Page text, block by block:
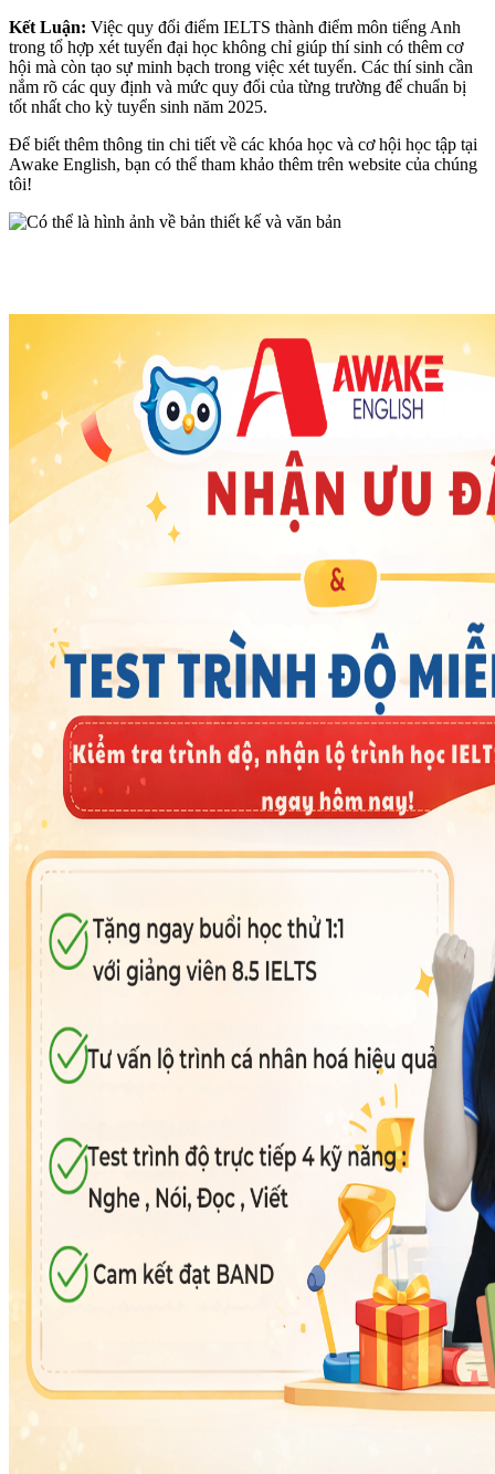
Kết Luận: Việc quy đổi điểm IELTS thành điểm môn tiếng Anh
trong tổ hợp xét tuyển đại học không chỉ giúp thí sinh có thêm cơ
hội mà còn tạo sự minh bạch trong việc xét tuyển. Các thí sinh cần
nắm rõ các quy định và mức quy đổi của từng trường để chuẩn bị
tốt nhất cho kỳ tuyển sinh năm 2025.
Để biết thêm thông tin chi tiết về các khóa học và cơ hội học tập tại
Awake English, bạn có thể tham khảo thêm trên website của chúng
tôi!